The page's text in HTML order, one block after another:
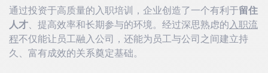
通过投资于高质量的入职培训，企业创造了一个有利于留住
人才 、提高效率和长期参与的环境。经过深思熟虑的 入职流
程不仅能让员工融入公司，还能为员工与公司之间建立持
久、富有成效的关系奠定基础。